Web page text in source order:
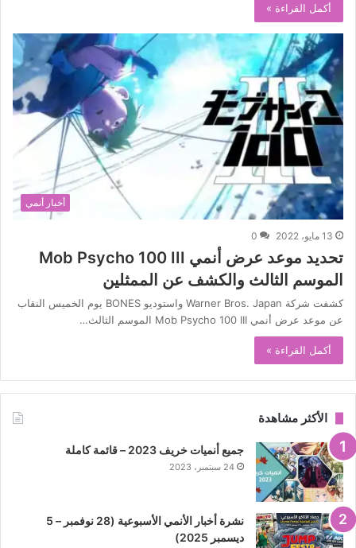
أكمل القراءة »
أخبار أنمي
13 مايو، 2022 0
تحديد موعد عرض أنمي Mob Psycho 100 III
الموسم الثالث والكشف عن الممثلين
كشفت شركة Warner Bros. Japan واستوديو BONES يوم الخميس النقاب
عن موعد عرض أنمي Mob Psycho 100 III الموسم الثالث…
أكمل القراءة »
الأكثر مشاهدة
جميع أنميات خريف 2023 – قائمة كاملة
24 سبتمبر، 2023
نشرة أخبار الأنمي الأسبوعية (28 نوفمبر – 5
ديسمبر 2025)